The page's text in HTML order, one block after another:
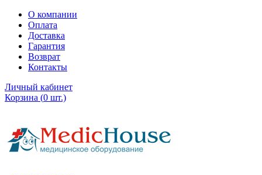
О компании
Оплата
Доставка
Гарантия
Возврат
Контакты
Личный кабинет
Корзина (0 шт.)